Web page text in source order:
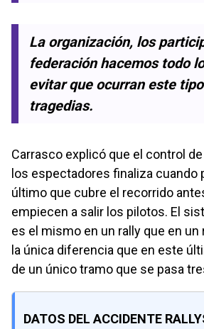
La organización, los
federación hacemos todo
evitar que ocurran este
tragedias.
Carrasco explicó que el control
los espectadores finaliza cuando
último que cubre el recorrido
empiecen a salir los pilotos. El
es el mismo en un rally que en
la única diferencia que en este
de un único tramo que se pasa
DATOS DEL ACCIDENTE